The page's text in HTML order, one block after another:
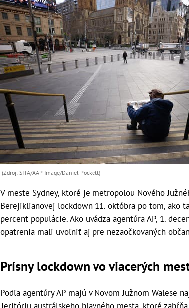
(Zdroj: SITA/AAP Image/Daniel Pockett)
V meste Sydney, ktoré je metropolou Nového
Berejiklianovej lockdown 11. októbra po tom, ako
percent populácie. Ako uvádza agentúra AP, 1.
opatrenia mali uvoľniť aj pre nezaočkovaných
Prísny lockdown vo viacerých
Podľa agentúry AP majú v Novom Južnom Walese
Teritóriu austrálskeho hlavného mesta, ktoré